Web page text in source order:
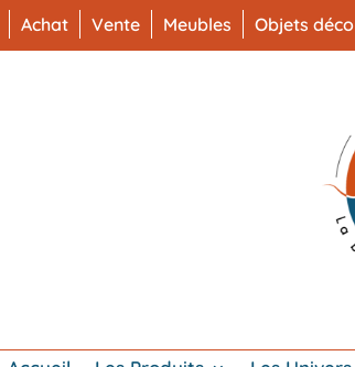
Achat Vente Meubles Objets déco